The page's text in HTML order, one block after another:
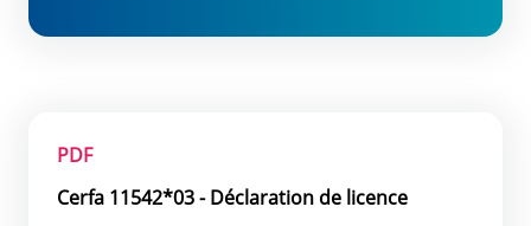
PDF
Cerfa 11542*03 - Déclaration de licence